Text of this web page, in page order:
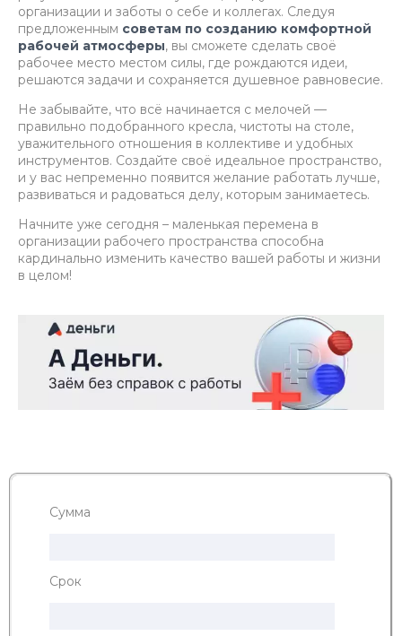
организации и заботы о себе и коллегах. Следуя
предложенным советам по созданию комфортной
рабочей атмосферы, вы сможете сделать своё
рабочее место местом силы, где рождаются идеи,
решаются задачи и сохраняется душевное равновесие.
Не забывайте, что всё начинается с мелочей —
правильно подобранного кресла, чистоты на столе,
уважительного отношения в коллективе и удобных
инструментов. Создайте своё идеальное пространство,
и у вас непременно появится желание работать лучше,
развиваться и радоваться делу, которым занимаетесь.
Начните уже сегодня – маленькая перемена в
организации рабочего пространства способна
кардинально изменить качество вашей работы и жизни
в целом!
Сумма
Срок